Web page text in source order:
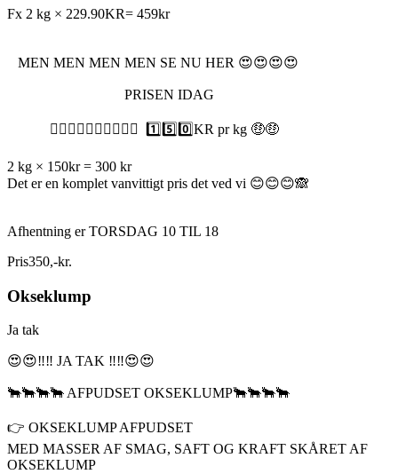
Fx 2 kg × 229.90KR= 459kr
MEN MEN MEN MEN SE NU HER 😍😍😍😍
PRISEN IDAG
👉🏼👉🏼👉🏼👉🏼👉🏼 1️⃣5️⃣0️⃣KR pr kg 🤑🤑
2 kg × 150kr = 300 kr
Det er en komplet vanvittigt pris det ved vi 😊😊😊🙈
Afhentning er TORSDAG 10 TIL 18
Pris350,-kr.
Okseklump
Ja tak
😍😍‼️‼️ JA TAK ‼️‼️😍😍
🐂🐂🐂🐂 AFPUDSET OKSEKLUMP🐂🐂🐂🐂
👉 OKSEKLUMP AFPUDSET
MED MASSER AF SMAG, SAFT OG KRAFT SKÅRET AF
OKSEKLUMP